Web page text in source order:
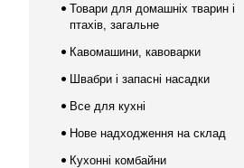
Товари для домашніх тварин і
птахів, загальне
Кавомашини, кавоварки
Швабри і запасні насадки
Все для кухні
Нове надходження на склад
Кухонні комбайни